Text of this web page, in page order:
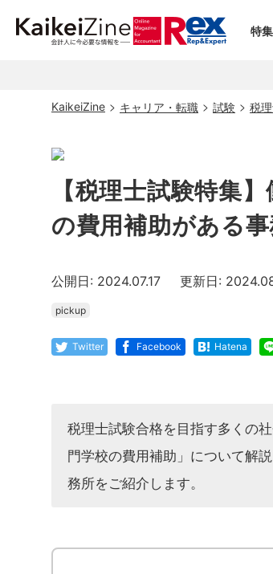
特集
KaikeiZine キャリア・転職 試験 税
【税理士試験特集
の費用補助がある
公開日: 2024.07.17 更新日:
pickup
Twitter Facebook Hatena
税理士試験合格を目指す多くの
門学校の費用補助」について解
務所をご紹介します。